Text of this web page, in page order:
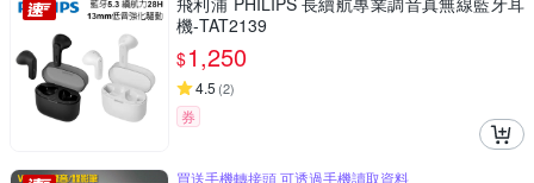
機-TAT2139
$1,250
4.5 (2)
券
買送手機轉接頭 可透過手機讀取資料